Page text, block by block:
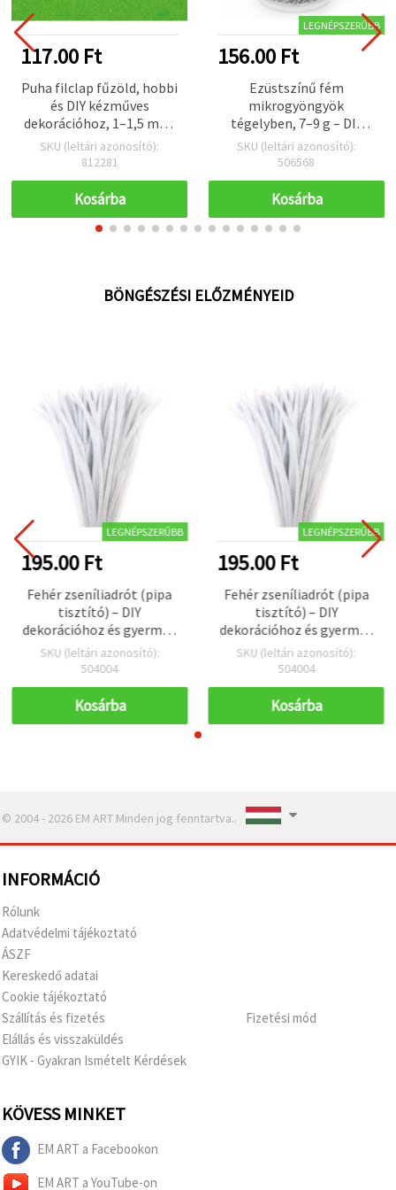
117.00 Ft
Puha filclap fűzöld, hobbi
és DIY kézműves
dekorációhoz, 1–1,5 mm,
A4 20x30 cm – 1 db
SKU (leltári azonosító):
812281
Kosárba
LEGNÉPSZERŰBB
156.00 Ft
Ezüstszínű fém
mikrogyöngyök
tégelyben, 7–9 g – DIY
kézműves és dekorációs
projektekhez
SKU (leltári azonosító):
506568
Kosárba
BÖNGÉSZÉSI ELŐZMÉNYEID
LEGNÉPSZERŰBB
195.00 Ft
Fehér zseníliadrót (pipa
tisztító) – DIY
dekorációhoz és gyermek
kézműves projektekhez,
30 cm, 10 db
SKU (leltári azonosító):
504004
Kosárba
LEGNÉPSZERŰBB
195.00 Ft
Fehér zseníliadrót (pipa
tisztító) – DIY
dekorációhoz és gyermek
kézműves projektekhez,
30 cm, 10 db
SKU (leltári azonosító):
504004
Kosárba
© 2004 - 2026 EM ART Minden jog fenntartva..
INFORMÁCIÓ
Rólunk
Adatvédelmi tájékoztató
ÁSZF
Kereskedő adatai
Cookie tájékoztató
Szállítás és fizetés
Elállás és visszaküldés
GYIK - Gyakran Ismételt Kérdések
Fizetési mód
KÖVESS MINKET
EM ART a Facebookon
EM ART a YouTube-on